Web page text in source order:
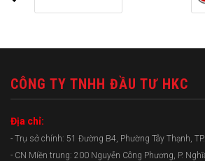
CÔNG TY TNHH ĐẦU TƯ HKC
Địa chỉ:
- Trụ sở chính: 51 Đường B4, Phường Tây Thạnh,
- CN Miền trung: 200 Nguyễn Công Phương, P.